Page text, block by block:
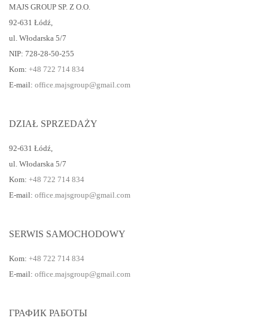
MAJS GROUP SP. Z O.O.
92-631 Łódź,
ul. Włodarska 5/7
NIP: 728-28-50-255
Kom: +48 722 714 834
E-mail: office.majsgroup@gmail.com
DZIAŁ SPRZEDAŻY
92-631 Łódź,
ul. Włodarska 5/7
Kom: +48 722 714 834
E-mail: office.majsgroup@gmail.com
SERWIS SAMOCHODOWY
Kom: +48 722 714 834
E-mail: office.majsgroup@gmail.com
ГРАФИК РАБОТЫ